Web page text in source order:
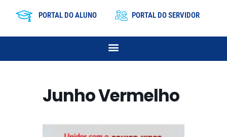
PORTAL DO ALUNO PORTAL DO SERVIDOR
Junho Vermelho